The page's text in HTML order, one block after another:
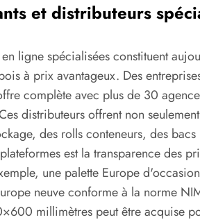
et distributeurs
ligne spécialisées constituent
à prix avantageux. Des
complète avec plus de 30
distributeurs offrent non
des rolls conteneurs, des
est la transparence des
une palette Europe
neuve conforme à la norme
millimètres peut être acquise